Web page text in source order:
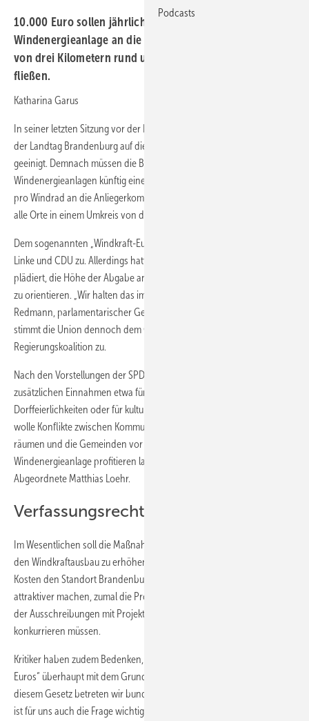
10.000 Euro sollen jährlich für jede neu errichtete
Windenergieanlage an die Kommunen in einem Umkreis
von drei Kilometern rund um den Anlagenstandort
fließen.
Katharina Garus
In seiner letzten Sitzung vor der Landtagswahl im September hat sich
der Landtag Brandenburg auf die Einführung einer Windkraft-Abgabe
geeinigt. Demnach müssen die Betreiber von neu errichteten
Windenergieanlagen künftig eine jährliche Abgabe von 10.000 Euro
pro Windrad an die Anliegerkommunen zahlen, und zwar anteilig an
alle Orte in einem Umkreis von drei Kilometern.
Dem sogenannten „Windkraft-Euro“ stimmten die Fraktionen von SPD,
Linke und CDU zu. Allerdings hatte die CDU ursprünglich dafür
plädiert, die Höhe der Abgabe an der Leistung der Windenergieanlage
zu orientieren. „Wir halten das immer noch für besser“, sagt Jan
Redmann, parlamentarischer Geschäftsführer der CDU. Am Ende
stimmt die Union dennoch dem Gesetzentwurf der rot-roten
Regierungskoalition zu.
Nach den Vorstellungen der SPD-Fraktion sollen die Kommunen die
zusätzlichen Einnahmen etwa für Infrastrukturprojekte, für
Dorffeierlichkeiten oder für kulturelle Veranstaltungen nutzen. Man
wolle Konflikte zwischen Kommunen und Betreibern aus dem Weg
räumen und die Gemeinden vor Ort direkt von den
Windenergieanlage profitieren lassen, betont der Linken-
Abgeordnete Matthias Loehr.
Verfassungsrechtlich bedenklich
Im Wesentlichen soll die Maßnahme dazu dienen, die Akzeptanz für
den Windkraftausbau zu erhöhen. Jedoch werden die zusätzlichen
Kosten den Standort Brandenburg für Projektierer nicht gerade
attraktiver machen, zumal die Projekte in Brandenburg im Rahmen
der Ausschreibungen mit Projekten in anderen Bundesländern
konkurrieren müssen.
Kritiker haben zudem Bedenken, ob die Einführung des „Windkraft-
Euros“ überhaupt mit dem Grundgesetz zu vereinbaren ist. „Mit
diesem Gesetz betreten wir bundesrepublikanisches Neuland. Und da
ist für uns auch die Frage wichtig: Ist das verfassungsrechtlich auch
Podcasts